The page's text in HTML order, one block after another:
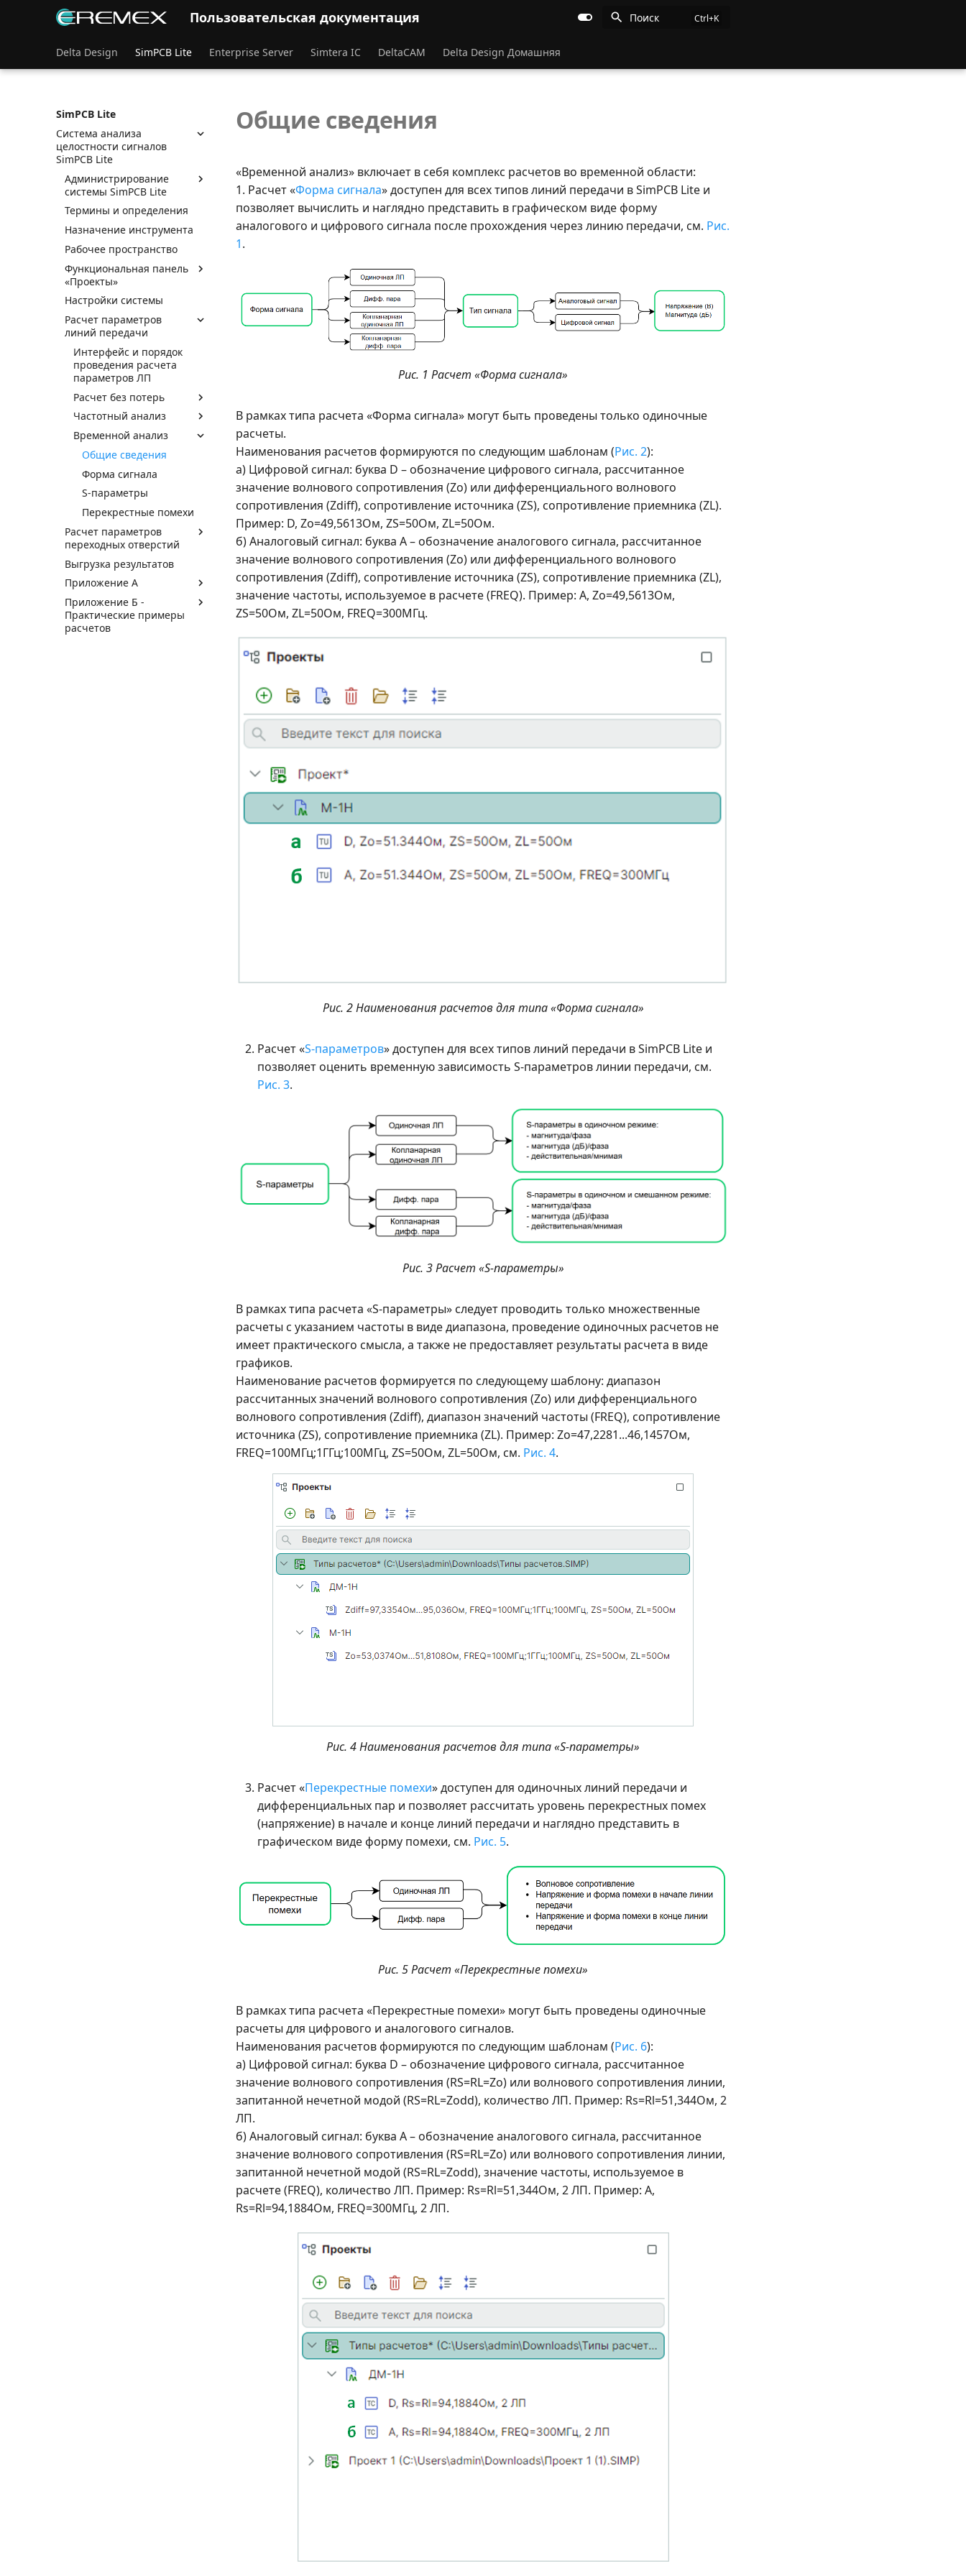
Пользовательская документация Поиск
Delta Design SimPCB Lite Enterprise Server Simtera IC DeltaCAM Delta Design Домашняя
SimPCB Lite
Система анализа
целостности сигналов
SimPCB Lite
Администрирование
системы SimPCB Lite
Термины и определения
Назначение инструмента
Рабочее пространство
Функциональная панель
«Проекты»
Настройки системы
Расчет параметров
линий передачи
Интерфейс и порядок
проведения расчета
параметров ЛП
Расчет без потерь
Частотный анализ
Временной анализ
Общие сведения
Форма сигнала
S-параметры
Перекрестные помехи
Расчет параметров
переходных отверстий
Выгрузка результатов
Приложение А
Приложение Б -
Практические примеры
расчетов
Общие сведения
«Временной анализ» включает в себя комплекс расчетов во временной области:
1. Расчет «Форма сигнала» доступен для всех типов линий передачи в SimPCB Lite и
позволяет вычислить и наглядно представить в графическом виде форму
аналогового и цифрового сигнала после прохождения через линию передачи, см. Рис.
1.
Рис. 1 Расчет «Форма сигнала»
В рамках типа расчета «Форма сигнала» могут быть проведены только одиночные
расчеты.
Наименования расчетов формируются по следующим шаблонам (Рис. 2):
а) Цифровой сигнал: буква D – обозначение цифрового сигнала, рассчитанное
значение волнового сопротивления (Zo) или дифференциального волнового
сопротивления (Zdiff), сопротивление источника (ZS), сопротивление приемника (ZL).
Пример: D, Zo=49,5613Ом, ZS=50Ом, ZL=50Ом.
б) Аналоговый сигнал: буква A – обозначение аналогового сигнала, рассчитанное
значение волнового сопротивления (Zo) или дифференциального волнового
сопротивления (Zdiff), сопротивление источника (ZS), сопротивление приемника (ZL),
значение частоты, используемое в расчете (FREQ). Пример: A, Zo=49,5613Ом,
ZS=50Ом, ZL=50Ом, FREQ=300МГц.
Рис. 2 Наименования расчетов для типа «Форма сигнала»
Расчет «S-параметров» доступен для всех типов линий передачи в SimPCB Lite и
позволяет оценить временную зависимость S-параметров линии передачи, см.
Рис. 3.
Рис. 3 Расчет «S-параметры»
В рамках типа расчета «S-параметры» следует проводить только множественные
расчеты с указанием частоты в виде диапазона, проведение одиночных расчетов не
имеет практического смысла, а также не предоставляет результаты расчета в виде
графиков.
Наименование расчетов формируется по следующему шаблону: диапазон
рассчитанных значений волнового сопротивления (Zo) или дифференциального
волнового сопротивления (Zdiff), диапазон значений частоты (FREQ), сопротивление
источника (ZS), сопротивление приемника (ZL). Пример: Zo=47,2281...46,1457Ом,
FREQ=100МГц;1ГГц;100МГц, ZS=50Ом, ZL=50Ом, см. Рис. 4.
Рис. 4 Наименования расчетов для типа «S-параметры»
Расчет «Перекрестные помехи» доступен для одиночных линий передачи и
дифференциальных пар и позволяет рассчитать уровень перекрестных помех
(напряжение) в начале и конце линий передачи и наглядно представить в
графическом виде форму помехи, см. Рис. 5.
Рис. 5 Расчет «Перекрестные помехи»
В рамках типа расчета «Перекрестные помехи» могут быть проведены одиночные
расчеты для цифрового и аналогового сигналов.
Наименования расчетов формируются по следующим шаблонам (Рис. 6):
а) Цифровой сигнал: буква D – обозначение цифрового сигнала, рассчитанное
значение волнового сопротивления (RS=RL=Zo) или волнового сопротивления линии,
запитанной нечетной модой (RS=RL=Zodd), количество ЛП. Пример: Rs=Rl=51,344Ом, 2
ЛП.
б) Аналоговый сигнал: буква A – обозначение аналогового сигнала, рассчитанное
значение волнового сопротивления (RS=RL=Zo) или волнового сопротивления линии,
запитанной нечетной модой (RS=RL=Zodd), значение частоты, используемое в
расчете (FREQ), количество ЛП. Пример: Rs=Rl=51,344Ом, 2 ЛП. Пример: A,
Rs=Rl=94,1884Ом, FREQ=300МГц, 2 ЛП.